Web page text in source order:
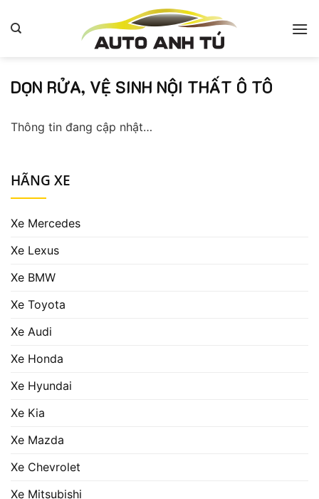
qua
DỌN RỬA, VỆ SINH NỘI THẤT Ô TÔ
Thông tin đang cập nhật…
HÃNG XE
Xe Mercedes
Xe Lexus
Xe BMW
Xe Toyota
Xe Audi
Xe Honda
Xe Hyundai
Xe Kia
Xe Mazda
Xe Chevrolet
Xe Mitsubishi